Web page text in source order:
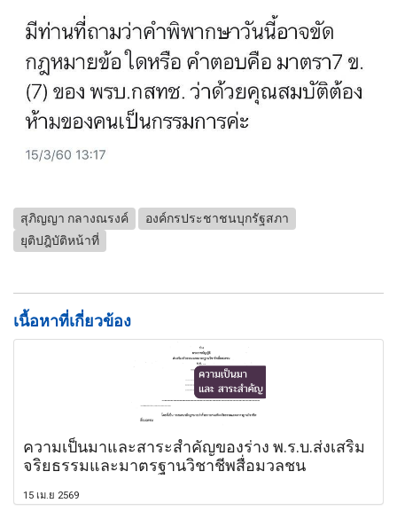
สุภิญญา กลางณรงค์
องค์กรประชาชนบุกรัฐสภา
ยุติปฎิบัติหน้าที่
เนื้อหาที่เกี่ยวข้อง
ความเป็นมาและสาระสำคัญของร่าง พ.ร.บ.ส่งเสริม
จริยธรรมและมาตรฐานวิชาชีพสื่อมวลชน
15 เม.ย 2569